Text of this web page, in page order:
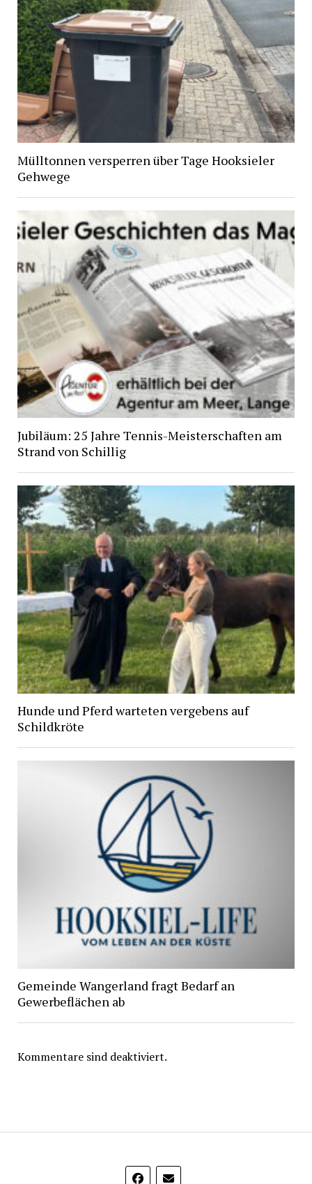
Mülltonnen versperren über Tage Hooksieler
Gehwege
Jubiläum: 25 Jahre Tennis-Meisterschaften am
Strand von Schillig
Hunde und Pferd warteten vergebens auf
Schildkröte
Gemeinde Wangerland fragt Bedarf an
Gewerbeflächen ab
Kommentare sind deaktiviert.